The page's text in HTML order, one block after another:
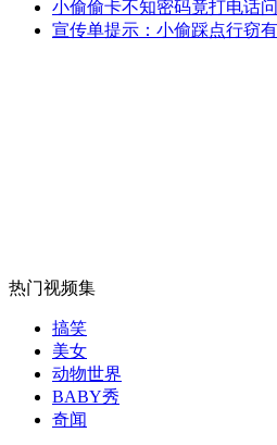
外交部：反对强权政治霸凌
走！跟着总书记去植树
消防员救轻生者
小偷偷卡不知密码竟打电话
宣传单提示：小偷踩点行窃
热门视频集
搞笑
美女
动物世界
BABY秀
奇闻